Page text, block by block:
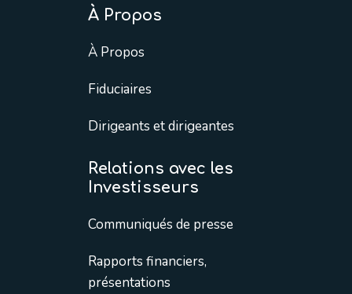
À Propos
À Propos
Fiduciaires
Dirigeants et dirigeantes
Relations avec les
Investisseurs
Communiqués de presse
Rapports financiers,
présentations